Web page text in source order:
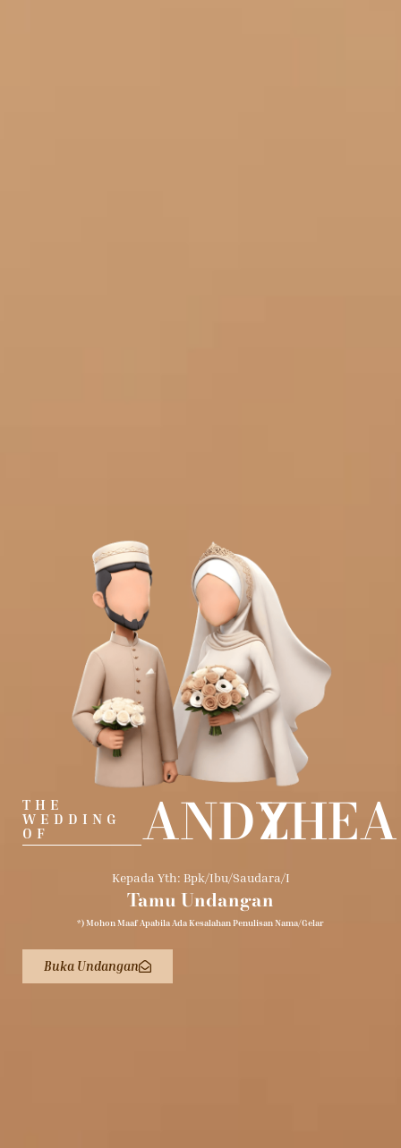
ANDY
THE
WEDDING
OF
ZHEA
Kepada Yth: Bpk/Ibu/Saudara/I
Tamu Undangan
*) Mohon Maaf Apabila Ada Kesalahan Penulisan Nama/gelar
Buka Undangan